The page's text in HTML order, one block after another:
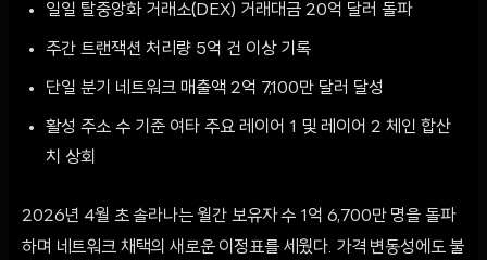
일일 탈중앙화 거래소(DEX) 거래대금 20억 달러 돌파
주간 트랜잭션 처리량 5억 건 이상 기록
단일 분기 네트워크 매출액 2억 7,100만 달러 달성
활성 주소 수 기준 여타 주요 레이어 1 및 레이어 2 체인 합산
치 상회
2026년 4월 초 솔라나는 월간 보유자 수 1억 6,700만 명을 돌파
하며 네트워크 채택의 새로운 이정표를 세웠다. 가격 변동성에도 불